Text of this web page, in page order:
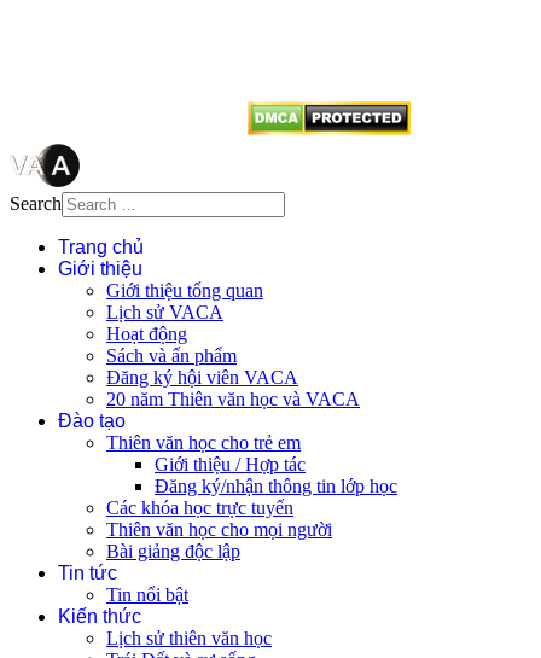
Search
Trang chủ
Giới thiệu
Giới thiệu tổng quan
Lịch sử VACA
Hoạt động
Sách và ấn phẩm
Đăng ký hội viên VACA
20 năm Thiên văn học và VACA
Đào tạo
Thiên văn học cho trẻ em
Giới thiệu / Hợp tác
Đăng ký/nhận thông tin lớp học
Các khóa học trực tuyến
Thiên văn học cho mọi người
Bài giảng độc lập
Tin tức
Tin nổi bật
Kiến thức
Lịch sử thiên văn học